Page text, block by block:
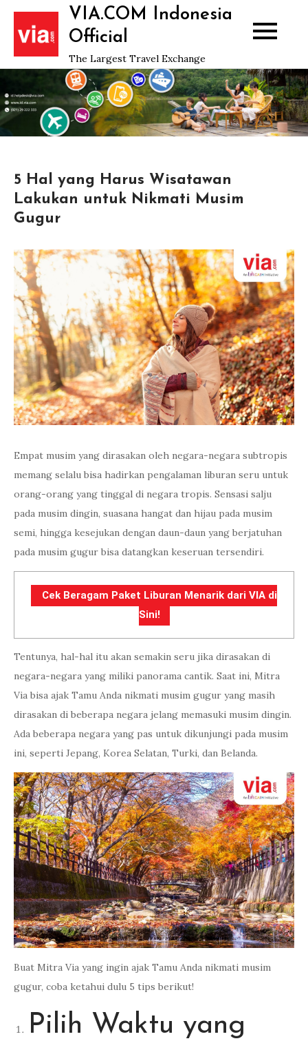
Skip
content
VIA.COM Indonesia
Official
The Largest Travel Exchange
5 Hal yang Harus Wisatawan
Lakukan untuk Nikmati Musim
Gugur
Empat musim yang dirasakan oleh negara-negara subtropis
memang selalu bisa hadirkan pengalaman liburan seru untuk
orang-orang yang tinggal di negara tropis. Sensasi salju
pada musim dingin, suasana hangat dan hijau pada musim
semi, hingga kesejukan dengan daun-daun yang berjatuhan
pada musim gugur bisa datangkan keseruan tersendiri.
Cek Beragam Paket Liburan Menarik dari VIA di
Sini!
Tentunya, hal-hal itu akan semakin seru jika dirasakan di
negara-negara yang miliki panorama cantik. Saat ini, Mitra
Via bisa ajak Tamu Anda nikmati musim gugur yang masih
dirasakan di beberapa negara jelang memasuki musim dingin.
Ada beberapa negara yang pas untuk dikunjungi pada musim
ini, seperti Jepang, Korea Selatan, Turki, dan Belanda.
Buat Mitra Via yang ingin ajak Tamu Anda nikmati musim
gugur, coba ketahui dulu 5 tips berikut!
Pilih Waktu yang